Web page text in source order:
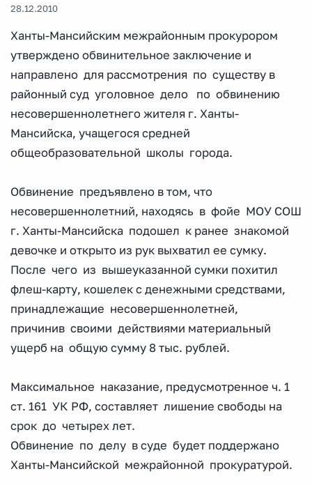
28.12.2010
Ханты-Мансийским межрайонным прокурором
утверждено обвинительное заключение и
направлено для рассмотрения по существу в
районный суд уголовное дело по обвинению
несовершеннолетнего жителя г. Ханты-
Мансийска, учащегося средней
общеобразовательной школы города.
Обвинение предъявлено в том, что
несовершеннолетний, находясь в фойе МОУ СОШ
г. Ханты-Мансийска подошел к ранее знакомой
девочке и открыто из рук выхватил ее сумку.
После чего из вышеуказанной сумки похитил
флеш-карту, кошелек с денежными средствами,
принадлежащие несовершеннолетней,
причинив своими действиями материальный
ущерб на общую сумму 8 тыс. рублей.
Максимальное наказание, предусмотренное ч. 1
ст. 161 УК РФ, составляет лишение свободы на
срок до четырех лет.
Обвинение по делу в суде будет поддержано
Ханты-Мансийской межрайонной прокуратурой.